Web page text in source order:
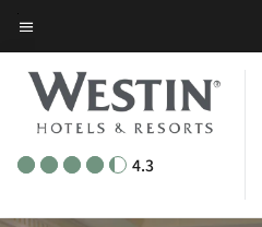
Skip
to
main
content
菜单文本
4.3